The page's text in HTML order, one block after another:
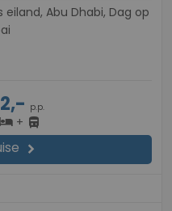
p.p.
hotel+ directions_bus
chevron_right